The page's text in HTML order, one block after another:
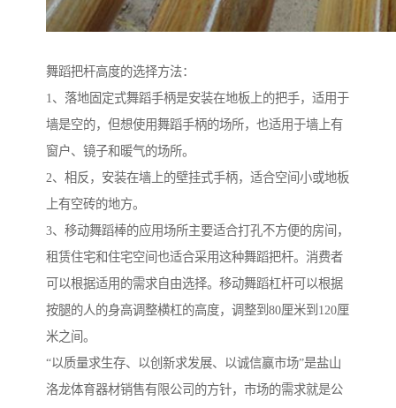
舞蹈把杆高度的选择方法：
1、落地固定式舞蹈手柄是安装在地板上的把手，适用于
墙是空的，但想使用舞蹈手柄的场所，也适用于墙上有
窗户、镜子和暖气的场所。
2、相反，安装在墙上的壁挂式手柄，适合空间小或地板
上有空砖的地方。
3、移动舞蹈棒的应用场所主要适合打孔不方便的房间，
租赁住宅和住宅空间也适合采用这种舞蹈把杆。消费者
可以根据适用的需求自由选择。移动舞蹈杠杆可以根据
按腿的人的身高调整横杠的高度，调整到80厘米到120厘
米之间。
“以质量求生存、以创新求发展、以诚信赢市场”是盐山
洛龙体育器材销售有限公司的方针，市场的需求就是公